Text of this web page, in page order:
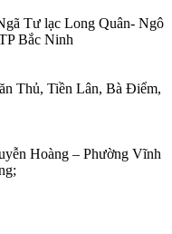
Tư lạc Long Quân- Ngô
Bắc Ninh
Thủ, Tiền Lân, Bà Điểm,
Hoàng – Phường Vĩnh